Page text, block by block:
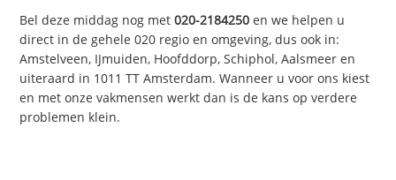
Bel deze middag nog met020-2184250 en we helpen u
direct in de gehele 020 regio en omgeving, dus ook in:
Amstelveen, IJmuiden, Hoofddorp, Schiphol, Aalsmeer en
uiteraard in 1011 TT Amsterdam. Wanneer u voor ons kiest
en met onze vakmensen werkt dan is de kans op verdere
problemen klein.